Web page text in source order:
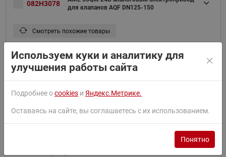
082H3078
для клапанов AQF DN125-150
Смотреть похожие товары
NovoCon S (НовоКон С) цифровой
электропривод 24В
Смотреть похожие товары
Используем куки и аналитику для
улучшения работы сайта
Подробнее оcookies и Яндекс.Метрике.
Оставаясь на сайте, вы соглашаетесь с их использованием.
Понятно